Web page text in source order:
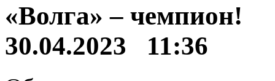
«Волга» – чемпион!
30.04.2023 11:36